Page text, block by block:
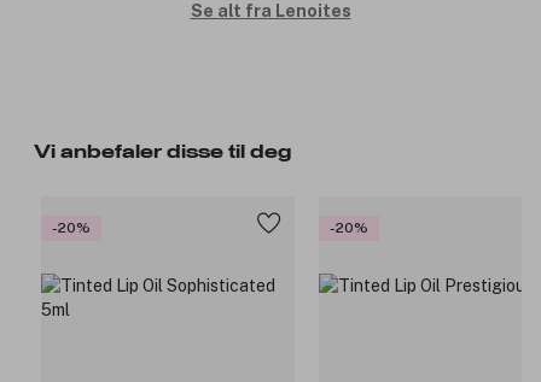
Se alt fra Lenoites
Vi anbefaler disse til deg
-20% -20%